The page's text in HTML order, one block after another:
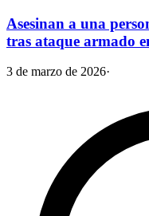
Asesinan a una
tras ataque armado
3 de marzo de 2026·